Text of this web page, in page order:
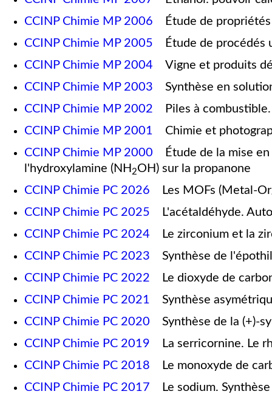
CCINP Chimie MP 2006 Étude de propriétés
CCINP Chimie MP 2005 Étude de procédés
CCINP Chimie MP 2004 Vigne et produits
CCINP Chimie MP 2003 Synthèse en
CCINP Chimie MP 2002 Piles à
CCINP Chimie MP 2001 Chimie et
CCINP Chimie MP 2000 Étude de la mise en
l'hydroxylamine (NH 2OH) sur la propanone
CCINP Chimie PC 2026 Les MOFs (Metal-
CCINP Chimie PC 2025 L'acétaldéhyde.
CCINP Chimie PC 2024 Le zirconium et la
CCINP Chimie PC 2023 Synthèse de
CCINP Chimie PC 2022 Le dioxyde de
CCINP Chimie PC 2021 Synthèse
CCINP Chimie PC 2020 Synthèse de la (+)-
CCINP Chimie PC 2019 La serricornine. Le
CCINP Chimie PC 2018 Le monoxyde de
CCINP Chimie PC 2017 Le sodium.